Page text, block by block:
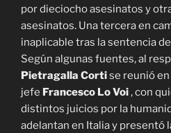
por dieciocho asesinatos y
asesinatos. Una tercera en
inaplicable tras la sentencia
Según algunas fuentes, al
Pietragalla Cortise reunió
jefe Francesco Lo Voi, con
distintos juicios por la
adelantan en Italia y presentó